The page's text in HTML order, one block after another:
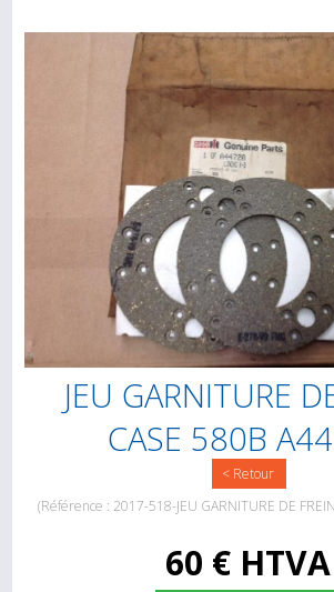
JEU GARNITURE
CASE 580B
< Retour
(Référence : 2017-518-JEU GARNITURE DE
60 € HTVA